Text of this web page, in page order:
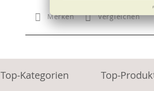
Merken Vergleichen
Top-Kategorien Top-